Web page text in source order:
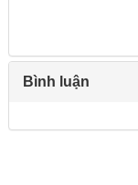
Bình luận